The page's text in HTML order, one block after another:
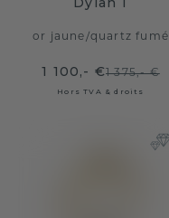
or jaune/quartz fumé
1 100,- €1 375,- €
Hors TVA & droits